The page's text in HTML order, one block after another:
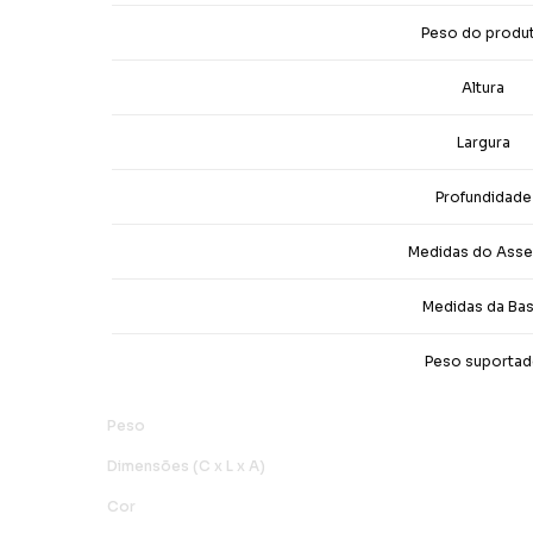
Peso do
Altura
Largura
Profundidade
Medidas do
Medidas da
Peso
Peso
Dimensões (C x L x A)
Cor